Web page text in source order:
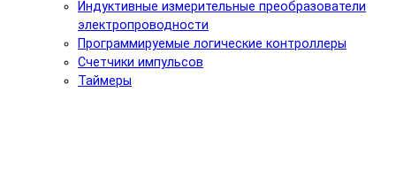
Индуктивные измерительные преобразователи
электропроводности
Программируемые логические контроллеры
Счетчики импульсов
Таймеры